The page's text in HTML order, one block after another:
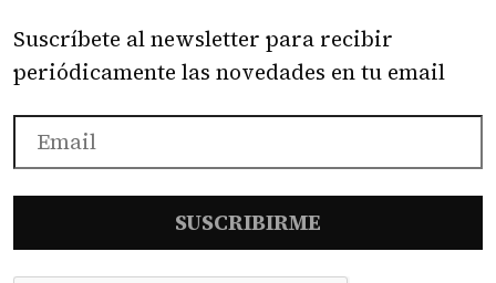
Suscríbete al newsletter para recibir
periódicamente las novedades en tu email
SUSCRIBIRME